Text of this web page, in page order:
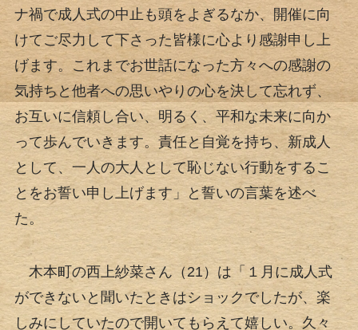
ナ禍で成人式の中止も頭をよぎるなか、開催に向
けてご尽力して下さった皆様に心より感謝申し上
げます。これまでお世話になった方々への感謝の
気持ちと他者への思いやりの心を決して忘れず、
お互いに信頼し合い、明るく、平和な未来に向か
って歩んでいきます。責任と自覚を持ち、新成人
として、一人の大人として恥じない行動をするこ
とをお誓い申し上げます」と誓いの言葉を述べ
た。
木本町の西上紗菜さん（21）は「１月に成人式
ができないと聞いたときはショックでしたが、楽
しみにしていたので開いてもらえて嬉しい。久々